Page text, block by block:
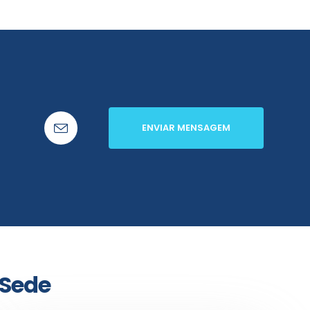
ENVIAR MENSAGEM